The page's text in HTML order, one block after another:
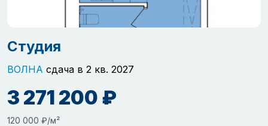
Студия
ВОЛНА сдача в 2 кв. 2027
3 271 200 ₽
120 000 ₽/м²